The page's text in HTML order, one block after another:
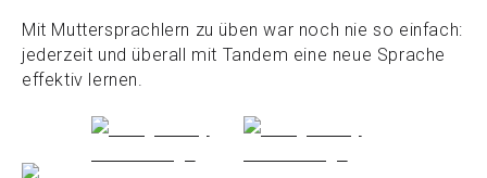
Mit Muttersprachlern zu üben war noch nie so einfach:
jederzeit und überall mit Tandem eine neue Sprache
effektiv lernen.